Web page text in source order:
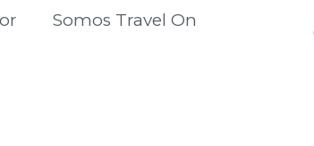
Somos Travel On